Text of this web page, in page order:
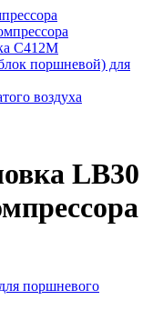
С412М
поршневой) для
воздуха
LB30
поршневого